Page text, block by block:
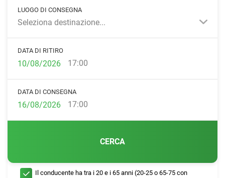
LUOGO DI CONSEGNA
Seleziona destinazione...
DATA DI RITIRO
17:00
DATA DI CONSEGNA
17:00
CERCA
Il conducente ha tra i 20 e i 65 anni (20-25 o 65-75 con